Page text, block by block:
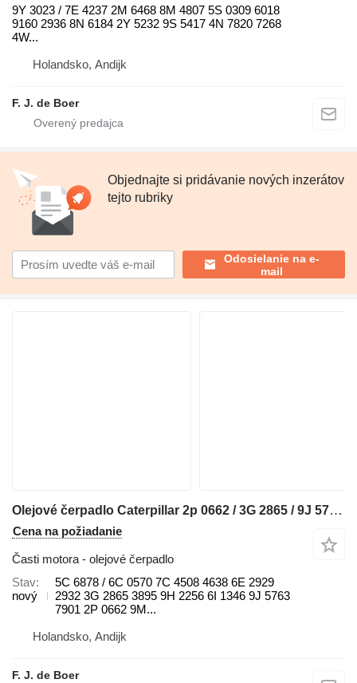
9Y 3023 / 7E 4237 2M 6468 8M 4807 5S 0309 6018
9160 2936 8N 6184 2Y 5232 9S 5417 4N 7820 7268
4W...
Holandsko, Andijk
F. J. de Boer
Objednajte si pridávanie nových inzerátov
tejto rubriky
Odosielanie na e-
mail
Olejové čerpadlo Caterpillar 2p 0662 / 3G 2865 / 9J 5763 / 4N 4880 / 2P 5195 / 8P 8208 / 6I 1 5C na buldozéra Caterpillar D5 / D6 / D8H / D25 / D30 / D250 / D300/ D350 / 615 / 920 / 926 / 930 / 936 / 963 / IT28
Cena na požiadanie
Časti motora - olejové čerpadlo
Stav
nový
5C 6878 / 6C 0570 7C 4508 4638 6E 2929
2932 3G 2865 3895 9H 2256 6I 1346 9J 5763
7901 2P 0662 9M...
Holandsko, Andijk
F. J. de Boer